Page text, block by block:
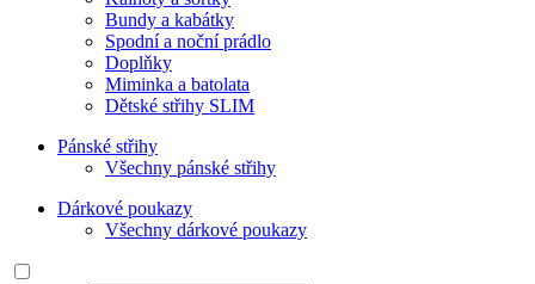
Bundy a kabátky
Spodní a noční prádlo
Doplňky
Miminka a batolata
Dětské střihy SLIM
Pánské střihy
Všechny pánské střihy
Dárkové poukazy
Všechny dárkové poukazy